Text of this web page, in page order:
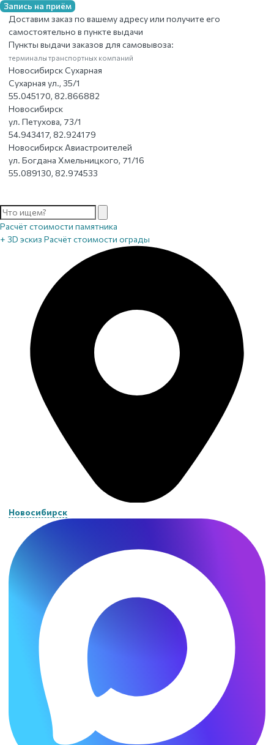
Запись на приём
Доставим заказ по вашему адресу или получите его
самостоятельно в пункте выдачи
Пункты выдачи заказов для самовывоза:
терминалы транспортных компаний
Новосибирск Сухарная
Сухарная ул., 35/1
55.045170, 82.866882
Новосибирск
ул. Петухова, 73/1
54.943417, 82.924179
Новосибирск Авиастроителей
ул. Богдана Хмельницкого, 71/16
55.089130, 82.974533
Расчёт стоимости памятника
+ 3D эскиз Расчёт стоимости ограды
Новосибирск